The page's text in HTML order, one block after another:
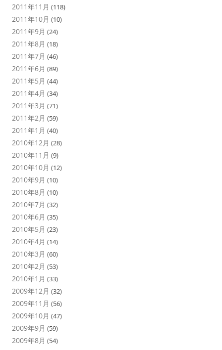
2011年11月 (118)
2011年10月 (10)
2011年9月 (24)
2011年8月 (18)
2011年7月 (46)
2011年6月 (89)
2011年5月 (44)
2011年4月 (34)
2011年3月 (71)
2011年2月 (59)
2011年1月 (40)
2010年12月 (28)
2010年11月 (9)
2010年10月 (12)
2010年9月 (10)
2010年8月 (10)
2010年7月 (32)
2010年6月 (35)
2010年5月 (23)
2010年4月 (14)
2010年3月 (60)
2010年2月 (53)
2010年1月 (33)
2009年12月 (32)
2009年11月 (56)
2009年10月 (47)
2009年9月 (59)
2009年8月 (54)